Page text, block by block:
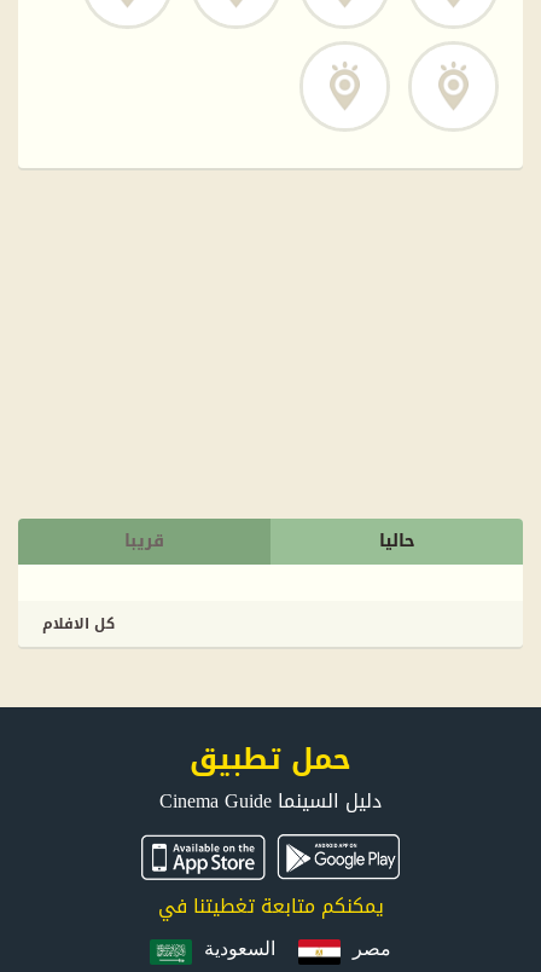
حاليا قريبا
كل الافلام
حمل تطبيق
دليل السينما Cinema Guide
يمكنكم متابعة تغطيتنا في
مصر السعودية